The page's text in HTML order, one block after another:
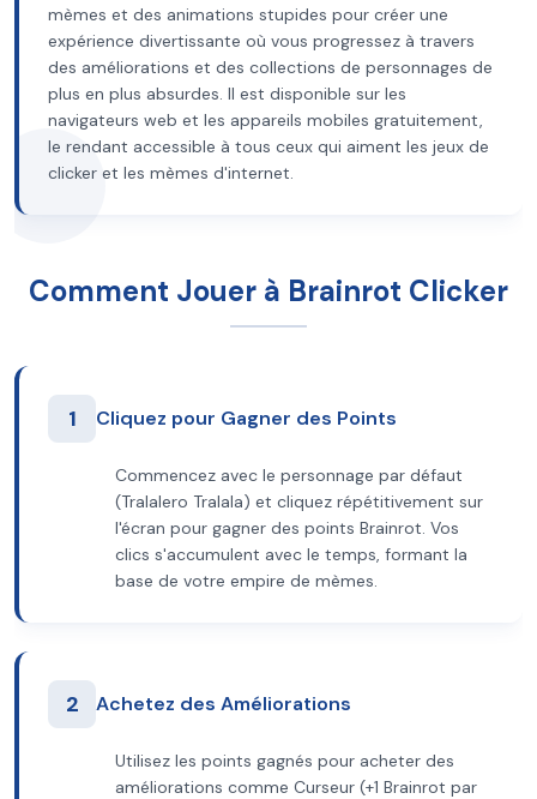
mèmes et des animations stupides pour créer une
expérience divertissante où vous progressez à travers
des améliorations et des collections de personnages de
plus en plus absurdes. Il est disponible sur les
navigateurs web et les appareils mobiles gratuitement,
le rendant accessible à tous ceux qui aiment les jeux de
clicker et les mèmes d'internet.
Comment Jouer à Brainrot Clicker
1 Cliquez pour Gagner des Points
Commencez avec le personnage par défaut
(Tralalero Tralala) et cliquez répétitivement sur
l'écran pour gagner des points Brainrot. Vos
clics s'accumulent avec le temps, formant la
base de votre empire de mèmes.
2 Achetez des Améliorations
Utilisez les points gagnés pour acheter des
améliorations comme Curseur (+1 Brainrot par